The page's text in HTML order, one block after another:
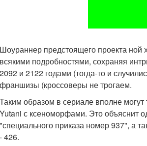
Шоураннер предстоящего проекта ной
всякими подробностями, сохраняя
2092 и 2122 годами (тогда-то и
франшизы (кроссоверы не трогаем.
Таким образом в сериале вполне
Yutani с ксеноморфами. Это объяснит
"специального приказа номер 937", а
- 426.